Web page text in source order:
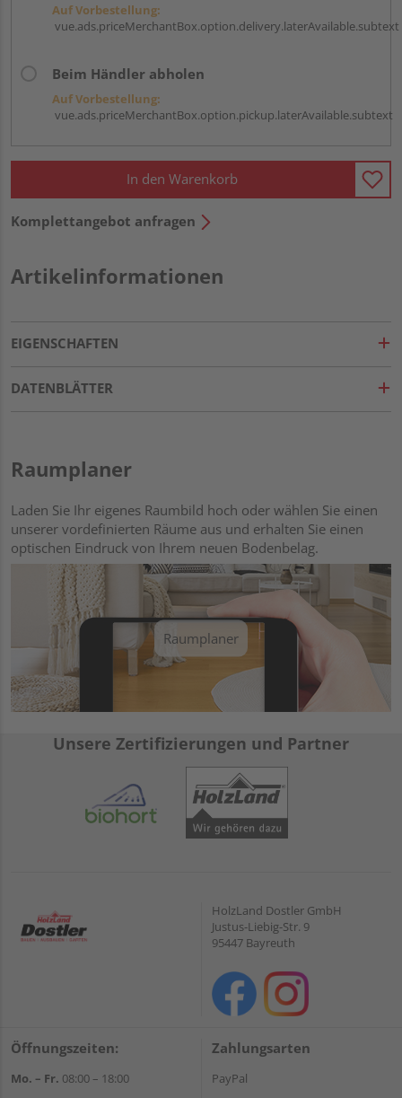
Auf Vorbestellung:
vue.ads.priceMerchantBox.option.delivery.laterAvailable.subtext
Beim Händler abholen
Auf Vorbestellung:
vue.ads.priceMerchantBox.option.pickup.laterAvailable.subtext
In den Warenkorb
Komplettangebot anfragen
Artikelinformationen
EIGENSCHAFTEN
DATENBLÄTTER
Raumplaner
Laden Sie Ihr eigenes Raumbild hoch oder wählen Sie einen
unserer vordefinierten Räume aus und erhalten Sie einen
optischen Eindruck von Ihrem neuen Bodenbelag.
Raumplaner
Unsere Zertifizierungen und Partner
HolzLand Dostler GmbH
Justus-Liebig-Str. 9
95447 Bayreuth
Öffnungszeiten:
Mo. – Fr. 08:00 – 18:00
Zahlungsarten
PayPal